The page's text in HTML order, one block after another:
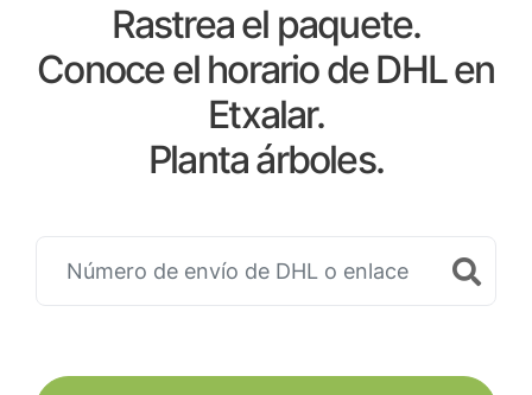
Rastrea el paquete.
Conoce el horario de DHL en
Etxalar.
Planta árboles.